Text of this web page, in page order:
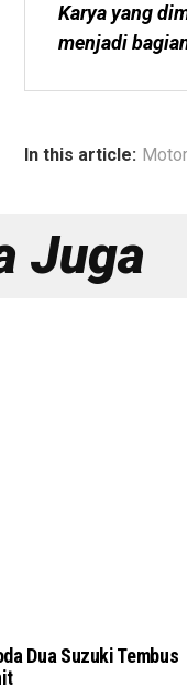
Karya yang
menjadi
In this article:
Juga
Dua Suzuki Tembus